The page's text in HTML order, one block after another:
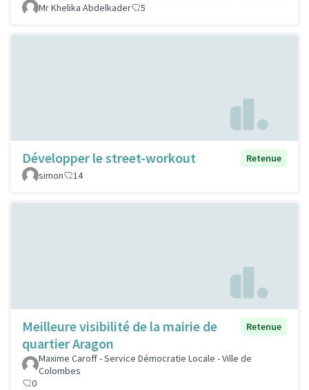
Mr Khelika Abdelkader
5
Développer le street-workout
Retenue
simon
14
Meilleure visibilité de la mairie de
quartier Aragon
Retenue
Maxime Caroff - Service Démocratie Locale - Ville de
Colombes
0